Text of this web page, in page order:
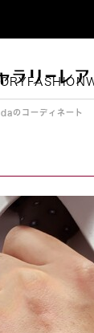
FASHION
のコーディネート